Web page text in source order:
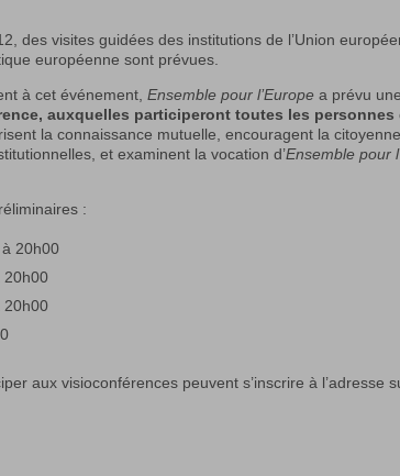
des visites guidées des institutions de l’Union
européenne sont prévues.
à cet événement,Ensemble pour l’Europe a prévu
auxquelles participeront toutes les
la connaissance mutuelle, encouragent la
et examinent la vocation d’Ensemble pour
:
20h00
20h00
20h00
aux visioconférences peuvent s’inscrire à l’adresse